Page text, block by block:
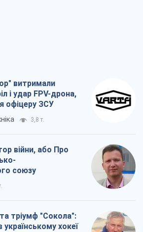
витримали
і удар FPV-дрона,
офіцеру ЗСУ
3,8 т.
війни, або Про
союзу
тріумф "Сокола":
хокеї